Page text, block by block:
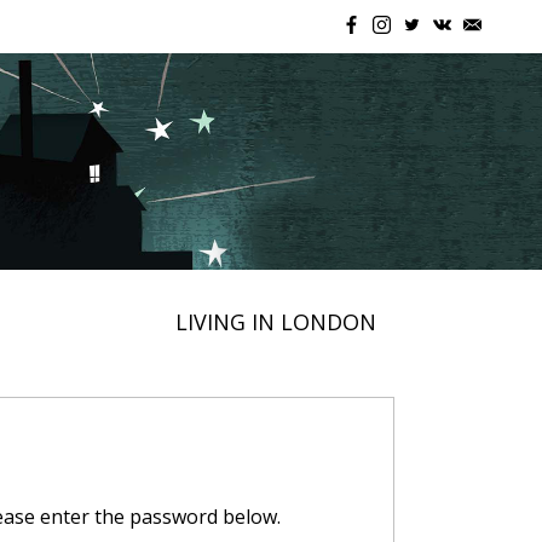
LIVING IN LONDON
enter the password below.